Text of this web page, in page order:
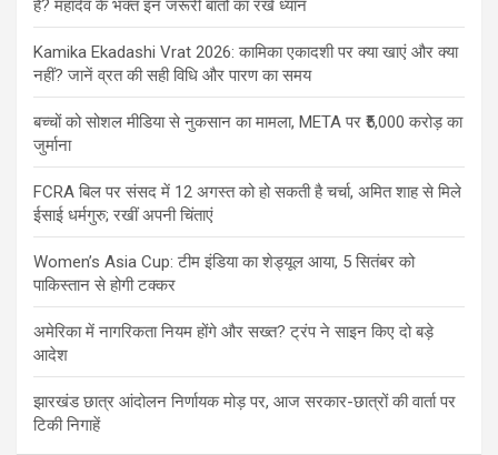
हैं? महादेव के भक्त इन जरूरी बातों का रखें ध्यान
Kamika Ekadashi Vrat 2026: कामिका एकादशी पर क्या खाएं और क्या
नहीं? जानें व्रत की सही विधि और पारण का समय
बच्चों को सोशल मीडिया से नुकसान का मामला, META पर ₹5,000 करोड़ का
जुर्माना
FCRA बिल पर संसद में 12 अगस्त को हो सकती है चर्चा, अमित शाह से मिले
ईसाई धर्मगुरु; रखीं अपनी चिंताएं
Women’s Asia Cup: टीम इंडिया का शेड्यूल आया, 5 सितंबर को
पाकिस्तान से होगी टक्कर
अमेरिका में नागरिकता नियम होंगे और सख्त? ट्रंप ने साइन किए दो बड़े
आदेश
झारखंड छात्र आंदोलन निर्णायक मोड़ पर, आज सरकार-छात्रों की वार्ता पर
टिकी निगाहें